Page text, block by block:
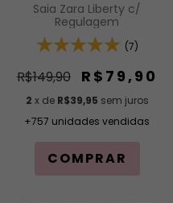
Saia Zara Liberty c/
Regulagem
(7)
R$149,90 R$79,90
2 x de R$39,95 sem juros
+757 unidades vendidas
COMPRAR